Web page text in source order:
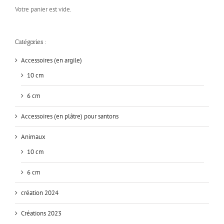
Votre panier est vide.
Catégories :
Accessoires (en argile)
10 cm
6 cm
Accessoires (en plâtre) pour santons
Animaux
10 cm
6 cm
création 2024
Créations 2023